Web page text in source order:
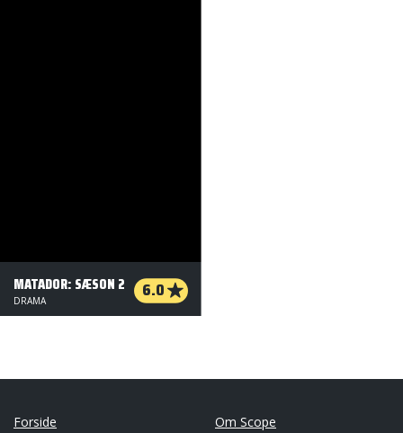
MATADOR: SÆSON 2 6.0
DRAMA
Forside Om Scope